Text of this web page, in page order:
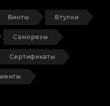
Винты Втулки
Саморезы
Сертификаты